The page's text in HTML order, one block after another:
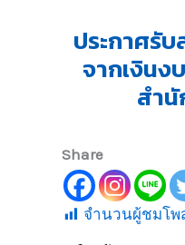
ประกาศรั
จากเงิน
สำ
Share
จำนวนผู้ชมโพ